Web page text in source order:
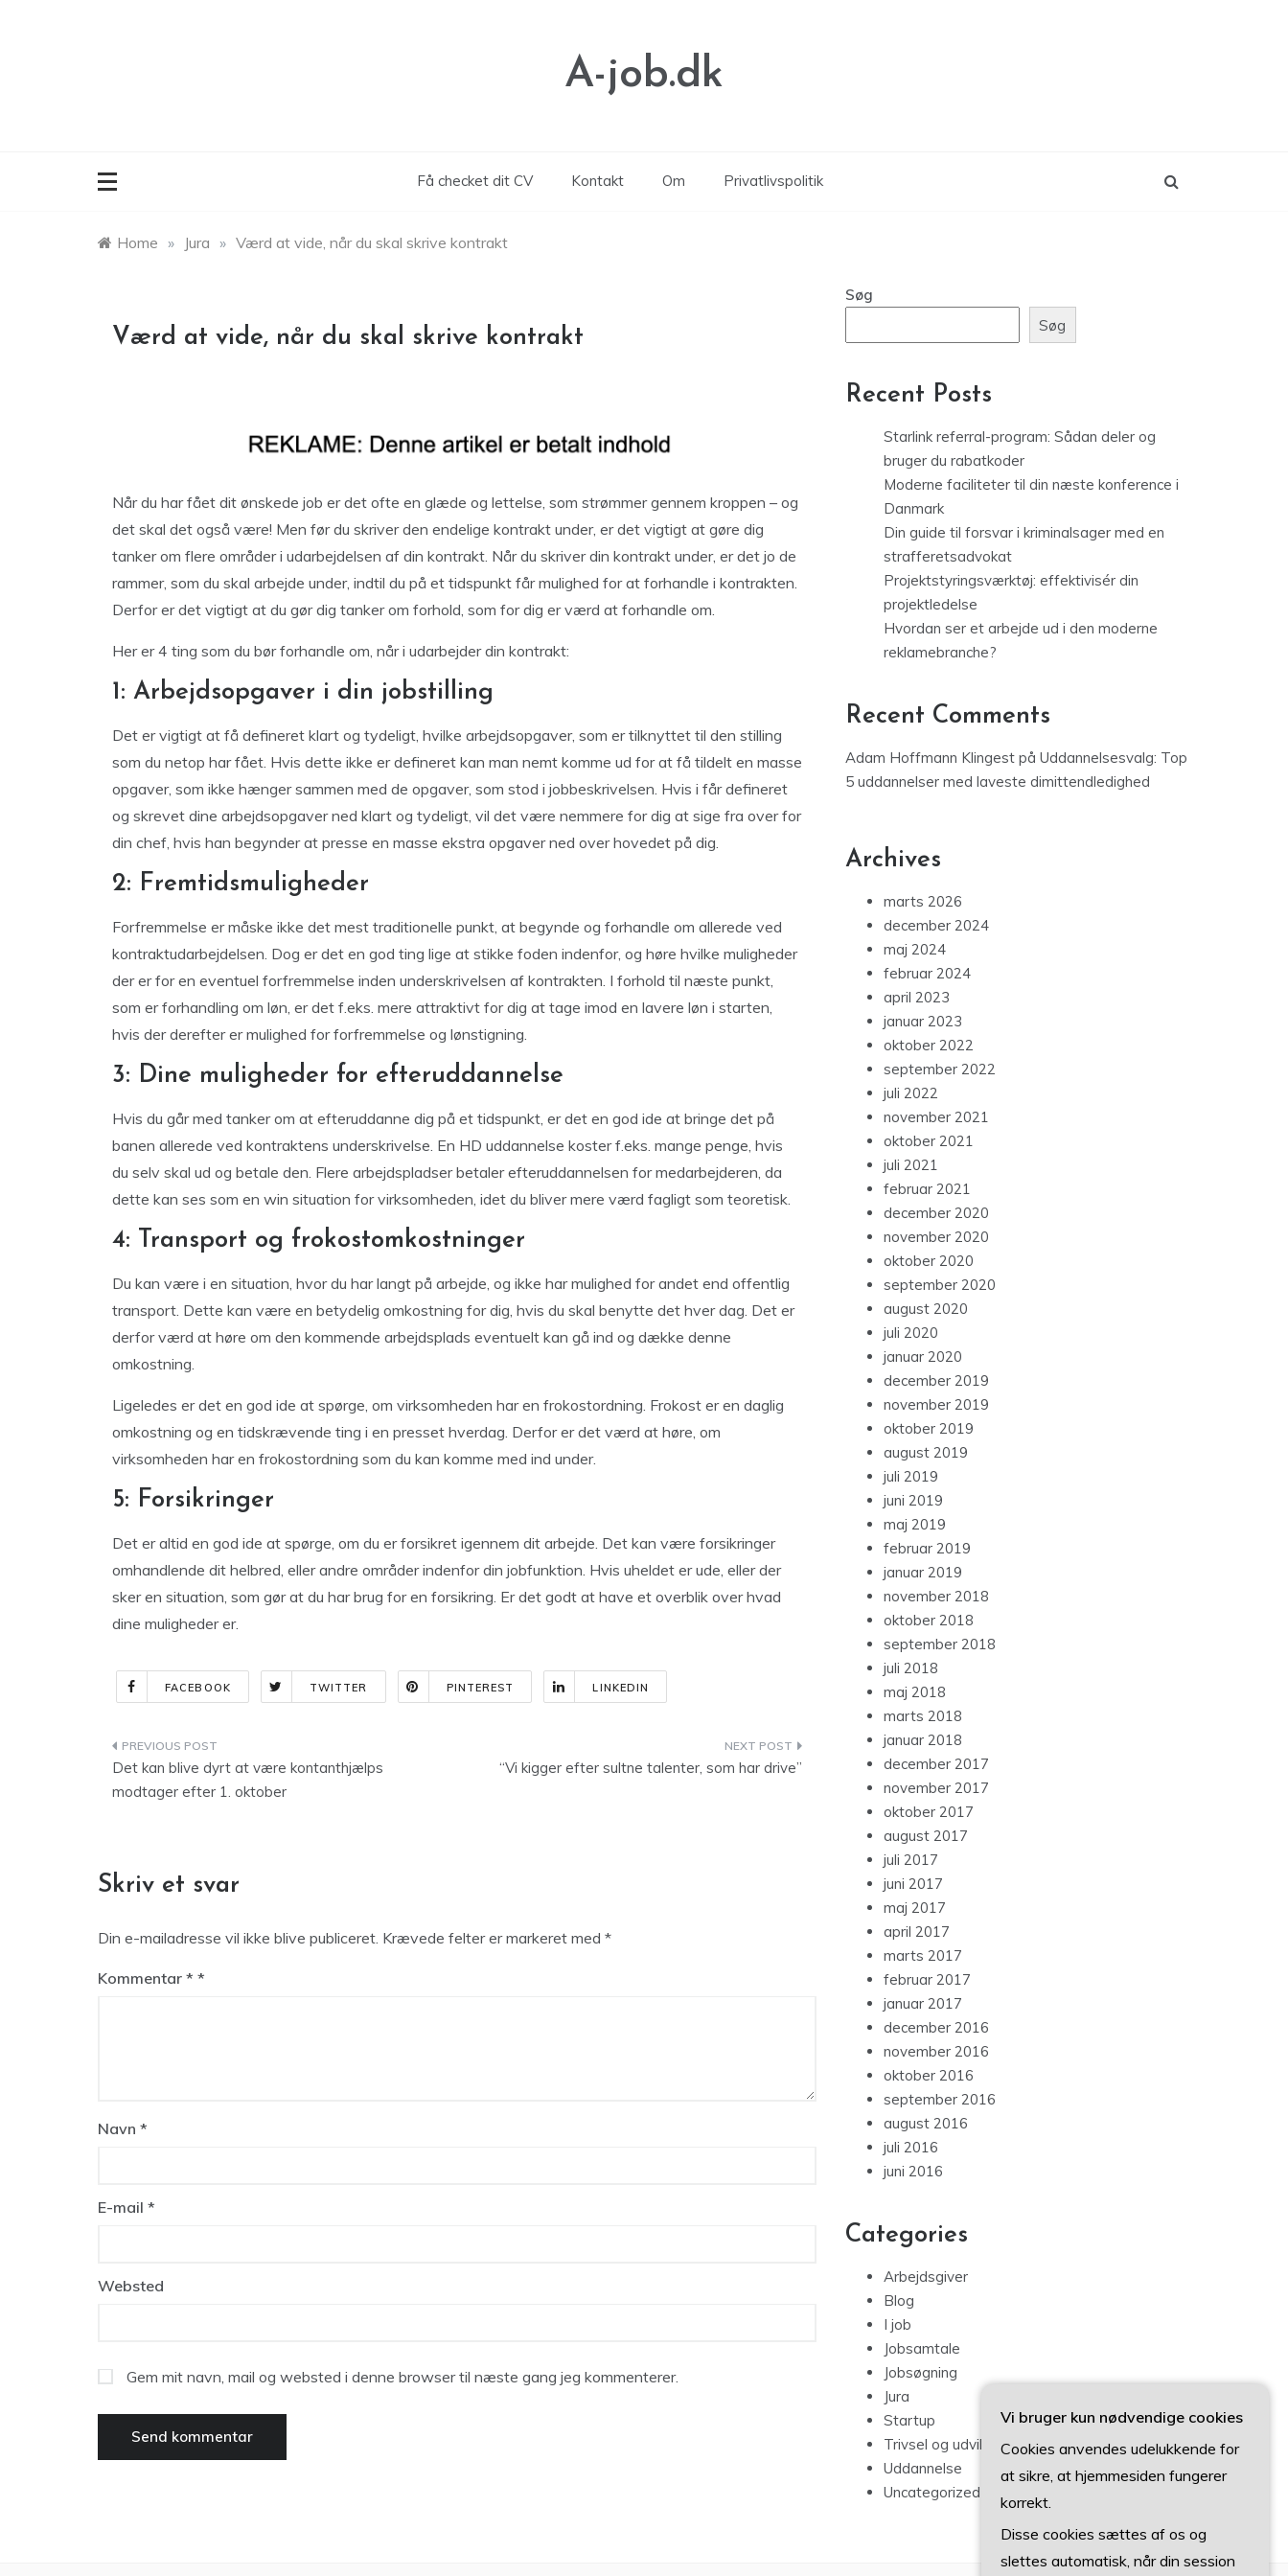
A-job.dk
Få checket dit CV Kontakt Om Privatlivspolitik
Home » Jura » Værd at vide, når du skal skrive kontrakt
Værd at vide, når du skal skrive kontrakt
Når du har fået dit ønskede job er det ofte en glæde og lettelse, som strømmer gennem kroppen – og
det skal det også være! Men før du skriver den endelige kontrakt under, er det vigtigt at gøre dig
tanker om flere områder i udarbejdelsen af din kontrakt. Når du skriver din kontrakt under, er det jo de
rammer, som du skal arbejde under, indtil du på et tidspunkt får mulighed for at forhandle i kontrakten.
Derfor er det vigtigt at du gør dig tanker om forhold, som for dig er værd at forhandle om.
Her er 4 ting som du bør forhandle om, når i udarbejder din kontrakt:
1: Arbejdsopgaver i din jobstilling
Det er vigtigt at få defineret klart og tydeligt, hvilke arbejdsopgaver, som er tilknyttet til den stilling
som du netop har fået. Hvis dette ikke er defineret kan man nemt komme ud for at få tildelt en masse
opgaver, som ikke hænger sammen med de opgaver, som stod i jobbeskrivelsen. Hvis i får defineret
og skrevet dine arbejdsopgaver ned klart og tydeligt, vil det være nemmere for dig at sige fra over for
din chef, hvis han begynder at presse en masse ekstra opgaver ned over hovedet på dig.
2: Fremtidsmuligheder
Forfremmelse er måske ikke det mest traditionelle punkt, at begynde og forhandle om allerede ved
kontraktudarbejdelsen. Dog er det en god ting lige at stikke foden indenfor, og høre hvilke muligheder
der er for en eventuel forfremmelse inden underskrivelsen af kontrakten. I forhold til næste punkt,
som er forhandling om løn, er det f.eks. mere attraktivt for dig at tage imod en lavere løn i starten,
hvis der derefter er mulighed for forfremmelse og lønstigning.
3: Dine muligheder for efteruddannelse
Hvis du går med tanker om at efteruddanne dig på et tidspunkt, er det en god ide at bringe det på
banen allerede ved kontraktens underskrivelse. En HD uddannelse koster f.eks. mange penge, hvis
du selv skal ud og betale den. Flere arbejdspladser betaler efteruddannelsen for medarbejderen, da
dette kan ses som en win situation for virksomheden, idet du bliver mere værd fagligt som teoretisk.
4: Transport og frokostomkostninger
Du kan være i en situation, hvor du har langt på arbejde, og ikke har mulighed for andet end offentlig
transport. Dette kan være en betydelig omkostning for dig, hvis du skal benytte det hver dag. Det er
derfor værd at høre om den kommende arbejdsplads eventuelt kan gå ind og dække denne
omkostning.
Ligeledes er det en god ide at spørge, om virksomheden har en frokostordning. Frokost er en daglig
omkostning og en tidskrævende ting i en presset hverdag. Derfor er det værd at høre, om
virksomheden har en frokostordning som du kan komme med ind under.
5: Forsikringer
Det er altid en god ide at spørge, om du er forsikret igennem dit arbejde. Det kan være forsikringer
omhandlende dit helbred, eller andre områder indenfor din jobfunktion. Hvis uheldet er ude, eller der
sker en situation, som gør at du har brug for en forsikring. Er det godt at have et overblik over hvad
dine muligheder er.
FACEBOOK TWITTER PINTEREST LINKEDIN
Indlægsnavigation
Det kan blive dyrt at være kontanthjælps
modtager efter 1. oktober
“Vi kigger efter sultne talenter, som har drive”
Skriv et svar
Din e-mailadresse vil ikke blive publiceret. Krævede felter er markeret med *
Kommentar *
Navn *
E-mail *
Websted
Gem mit navn, mail og websted i denne browser til næste gang jeg kommenterer.
Søg
Søg
Recent Posts
Starlink referral-program: Sådan deler og
bruger du rabatkoder
Moderne faciliteter til din næste konference i
Danmark
Din guide til forsvar i kriminalsager med en
strafferetsadvokat
Projektstyringsværktøj: effektivisér din
projektledelse
Hvordan ser et arbejde ud i den moderne
reklamebranche?
Recent Comments
Adam Hoffmann Klingest på Uddannelsesvalg: Top
5 uddannelser med laveste dimittendledighed
Archives
marts 2026
december 2024
maj 2024
februar 2024
april 2023
januar 2023
oktober 2022
september 2022
juli 2022
november 2021
oktober 2021
juli 2021
februar 2021
december 2020
november 2020
oktober 2020
september 2020
august 2020
juli 2020
januar 2020
december 2019
november 2019
oktober 2019
august 2019
juli 2019
juni 2019
maj 2019
februar 2019
januar 2019
november 2018
oktober 2018
september 2018
juli 2018
maj 2018
marts 2018
januar 2018
december 2017
november 2017
oktober 2017
august 2017
juli 2017
juni 2017
maj 2017
april 2017
marts 2017
februar 2017
januar 2017
december 2016
november 2016
oktober 2016
september 2016
august 2016
juli 2016
juni 2016
Categories
Arbejdsgiver
Blog
I job
Jobsamtale
Jobsøgning
Jura
Startup
Trivsel og udvikling
Uddannelse
Uncategorized
Vi bruger kun nødvendige cookies
Cookies anvendes udelukkende for
at sikre, at hjemmesiden fungerer
korrekt.
Disse cookies sættes af os og
slettes automatisk, når din session